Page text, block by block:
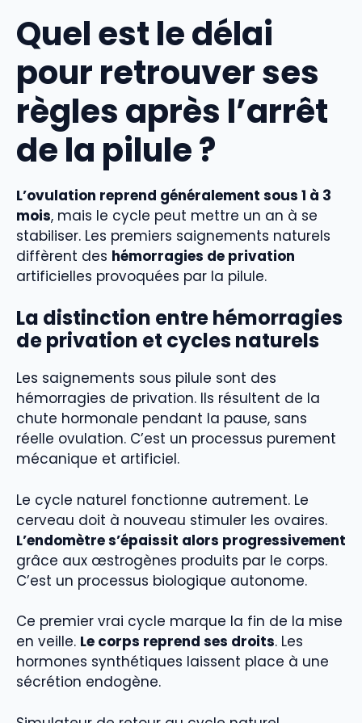
Quel est le délai
pour retrouver ses
règles après l’arrêt
de la pilule ?
L’ovulation reprend généralement sous 1 à 3
mois, mais le cycle peut mettre un an à se
stabiliser. Les premiers saignements naturels
diffèrent des hémorragies de privation
artificielles provoquées par la pilule.
La distinction entre hémorragies
de privation et cycles naturels
Les saignements sous pilule sont des
hémorragies de privation. Ils résultent de la
chute hormonale pendant la pause, sans
réelle ovulation. C’est un processus purement
mécanique et artificiel.
Le cycle naturel fonctionne autrement. Le
cerveau doit à nouveau stimuler les ovaires.
L’endomètre s’épaissit alors progressivement
grâce aux œstrogènes produits par le corps.
C’est un processus biologique autonome.
Ce premier vrai cycle marque la fin de la mise
en veille. Le corps reprend ses droits. Les
hormones synthétiques laissent place à une
sécrétion endogène.